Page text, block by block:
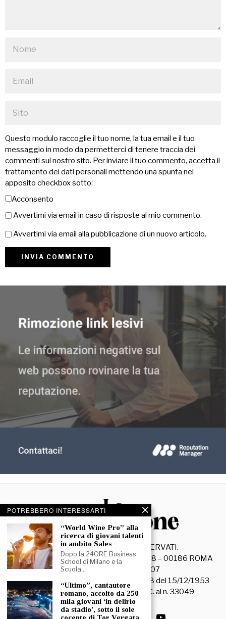
Questo modulo raccoglie il tuo nome, la tua email e il tuo
messaggio in modo da permetterci di tenere traccia dei
commenti sul nostro sito. Per inviare il tuo commento, accetta il
trattamento dei dati personali mettendo una spunta nel
apposito checkbox sotto:
Acconsento
Avvertimi via email in caso di risposte al mio commento.
Avvertimi via email alla pubblicazione di un nuovo articolo.
© 2026- TUTTI I DIRITTI RISERVATI.
La Discussione S.r.l. – Piazza Capranica, 78 – 00186 ROMA
C.F. e P. IVA 15045971007
Registrazione Tribunale di Roma n. 3628 del 15/12/1953
La società editrice è iscritta al R.O.C. al n. 33049
POTREBBERO INTERESSARTI
“World Wine Pro” alla
ricerca di giovani talenti
in ambito Sales
Dopo la 24ORE Business
School di Milano e la
Scuola…
“Ultimo”, cantautore
romano, accolto da 250
mila giovani ‘in delirio
da stadio’, sotto il sole